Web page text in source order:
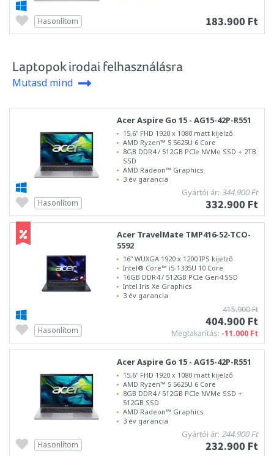
183.900 Ft
Hasonlítom
Laptopok irodai felhasználásra
Mutasd mind
Acer Aspire Go 15 - AG15-42P-R551
15,6" FHD 1920 x 1080 matt kijelző
AMD Ryzen™ 5 5625U 6 Core
8GB DDR4 / 512GB PCIe NVMe SSD + 2TB
SSD
AMD Radeon™ Graphics
3 év garancia
Gyártói ár: 344.900 Ft
332.900 Ft
Hasonlítom
Acer TravelMate TMP416-52-TCO-
5592
16" WUXGA 1920 x 1200 IPS kijelző
Intel® Core™ i5-1335U 10 Core
16GB DDR4 / 512GB PCIe Gen4 SSD
Intel Iris Xe Graphics
3 év garancia
415.900 Ft
404.900 Ft
Megtakarítás: -11.000 Ft
Hasonlítom
Acer Aspire Go 15 - AG15-42P-R551
15,6" FHD 1920 x 1080 matt kijelző
AMD Ryzen™ 5 5625U 6 Core
8GB DDR4 / 512GB PCIe NVMe SSD +
512GB SSD
AMD Radeon™ Graphics
3 év garancia
Gyártói ár: 244.900 Ft
232.900 Ft
Hasonlítom